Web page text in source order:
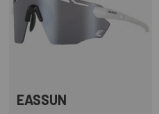
EASSUN